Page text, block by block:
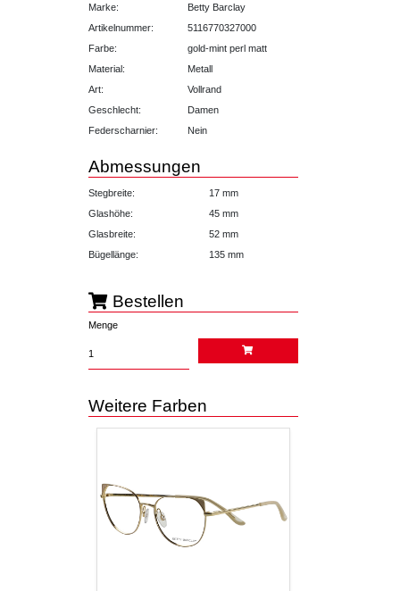
Marke:
Betty Barclay
Artikelnummer:
5116770327000
Farbe:
gold-mint perl matt
Material:
Metall
Art:
Vollrand
Geschlecht:
Damen
Federscharnier:
Nein
Abmessungen
Stegbreite:
17 mm
Glashöhe:
45 mm
Glasbreite:
52 mm
Bügellänge:
135 mm
Bestellen
Menge
Weitere Farben